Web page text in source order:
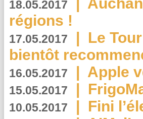
18.05.2017
régions !
17.05.2017 | Le
bientôt
16.05.2017 | Apple
15.05.2017 |
10.05.2017 | Fini